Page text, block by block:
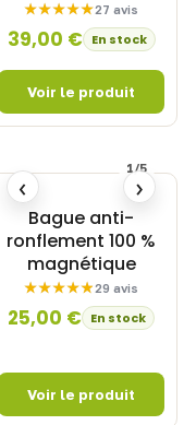
27 avis
39,00 € En stock
Bague anti-
ronflement 100 %
magnétique
29 avis
25,00 € En stock
‹ ›
1/5